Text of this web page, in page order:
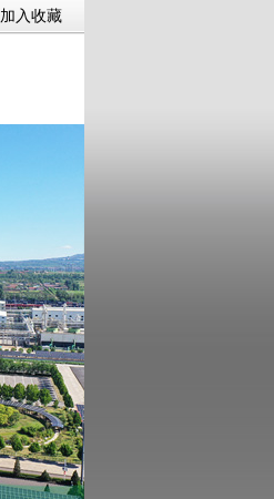
加入收藏